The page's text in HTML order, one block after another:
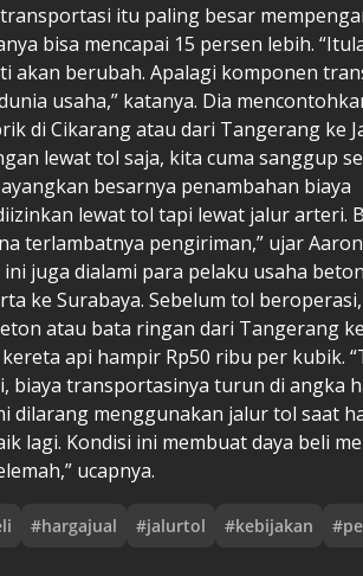
itu paling besar
bisa mencapai 15 persen lebih.
akan berubah. Apalagi komponen
usaha,” katanya. Dia
di Cikarang atau dari Tangerang ke
lewat tol saja, kita cuma sanggup
besarnya penambahan biaya
lewat tol tapi lewat jalur arteri.
terlambatnya pengiriman,” ujar
juga dialami para pelaku usaha
ke Surabaya. Sebelum tol
atau bata ringan dari Tangerang ke
api hampir Rp50 ribu per kubik.
biaya transportasinya turun di angka
dilarang menggunakan jalur tol saat
lagi. Kondisi ini membuat daya beli
ucapnya.
#hargajual #jalurtol #kebijakan #